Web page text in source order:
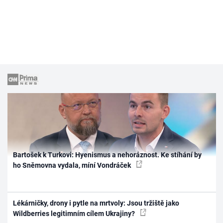
Bartošek k Turkovi: Hyenismus a nehoráznost. Ke stíhání by
ho Sněmovna vydala, míní Vondráček
Lékárničky, drony i pytle na mrtvoly: Jsou tržiště jako
Wildberries legitimním cílem Ukrajiny?